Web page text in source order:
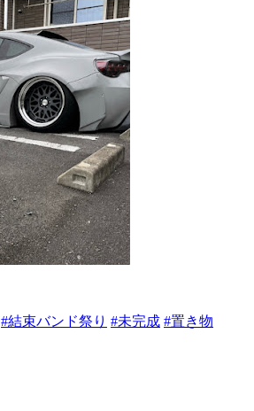
#結束バンド祭り #未完成 #置き物